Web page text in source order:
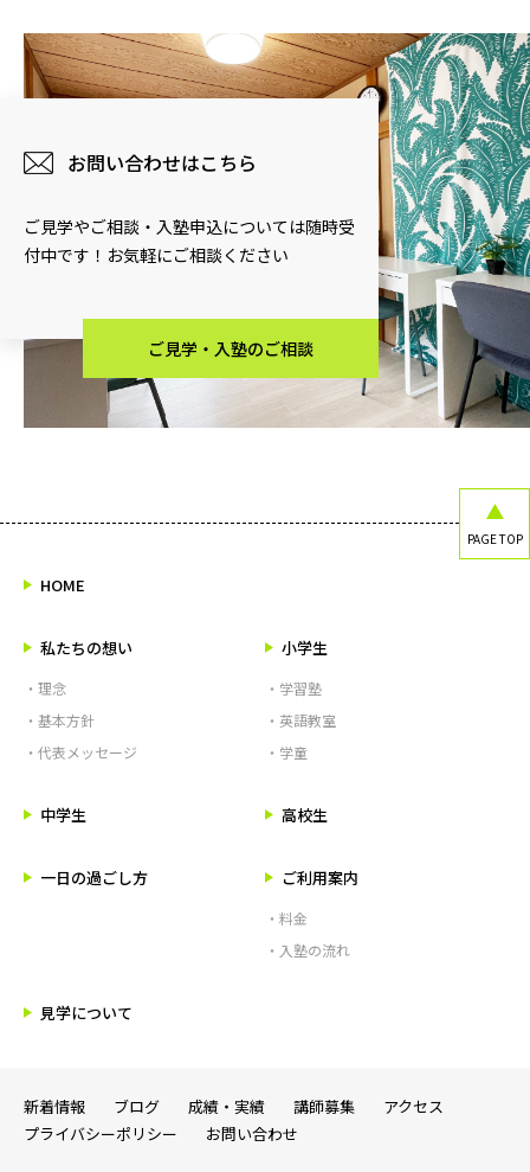
お問い合わせはこちら
ご見学やご相談・入塾申込については随時受
付中です！お気軽にご相談ください
ご見学・入塾のご相談
PAGE TOP
HOME
私たちの想い
・理念
・基本方針
・代表メッセージ
小学生
・学習塾
・英語教室
・学童
中学生 高校生
一日の過ごし方 ご利用案内
・料金
・入塾の流れ
見学について
新着情報 ブログ 成績・実績 講師募集
アクセス
プライバシーポリシー
お問い合わせ